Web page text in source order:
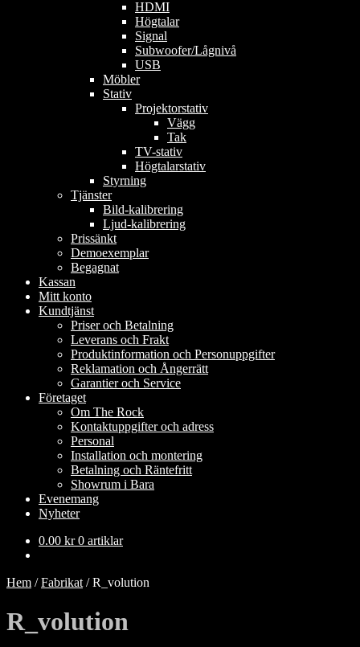
HDMI
Högtalar
Signal
Subwoofer/Lågnivå
USB
Möbler
Stativ
Projektorstativ
Vägg
Tak
TV-stativ
Högtalarstativ
Styrning
Tjänster
Bild-kalibrering
Ljud-kalibrering
Prissänkt
Demoexemplar
Begagnat
Kassan
Mitt konto
Kundtjänst
Priser och Betalning
Leverans och Frakt
Produktinformation och Personuppgifter
Reklamation och Ångerrätt
Garantier och Service
Företaget
Om The Rock
Kontaktuppgifter och adress
Personal
Installation och montering
Betalning och Räntefritt
Showrum i Bara
Evenemang
Nyheter
0.00 kr 0 artiklar
Hem /Fabrikat /R_volution
R_volution